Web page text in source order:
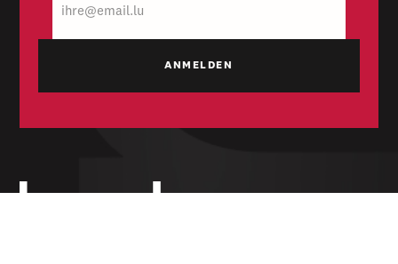
Mail